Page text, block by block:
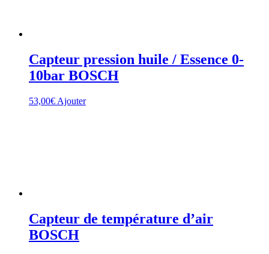
Capteur pression huile / Essence 0-
10bar BOSCH
53,00€ Ajouter
Capteur de température d’air
BOSCH